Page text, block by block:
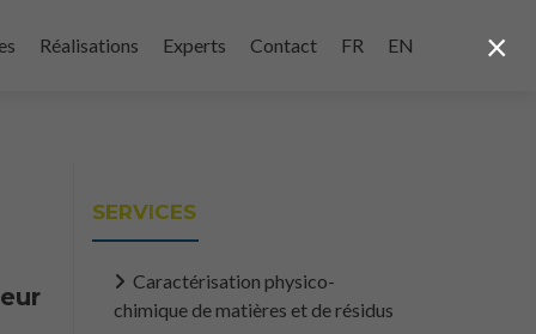
Réalisations Experts Contact FR EN
SERVICES
Caractérisation physico-
chimique de matières et de résidus
×